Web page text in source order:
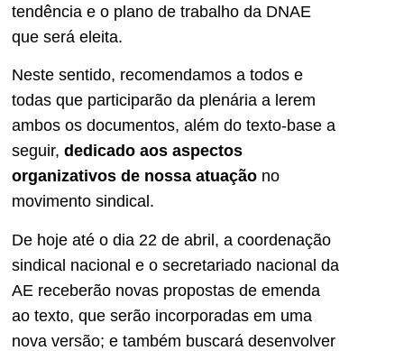
tendência e o plano de trabalho da DNAE
que será eleita.
Neste sentido, recomendamos a todos e
todas que participarão da plenária a lerem
ambos os documentos, além do texto-base a
seguir, dedicado aos aspectos
organizativos de nossa atuação no
movimento sindical.
De hoje até o dia 22 de abril, a coordenação
sindical nacional e o secretariado nacional da
AE receberão novas propostas de emenda
ao texto, que serão incorporadas em uma
nova versão; e também buscará desenvolver